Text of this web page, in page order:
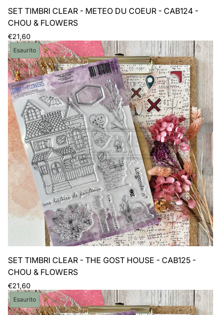
SET TIMBRI CLEAR - METEO DU COEUR - CAB124 -
CHOU & FLOWERS
Prezzo
normale
€21,60
Etichetta
del
prodotto:
Esaurito
SET TIMBRI CLEAR - THE GOST HOUSE - CAB125 -
CHOU & FLOWERS
Prezzo
normale
€21,60
Etichetta
del
prodotto:
Esaurito